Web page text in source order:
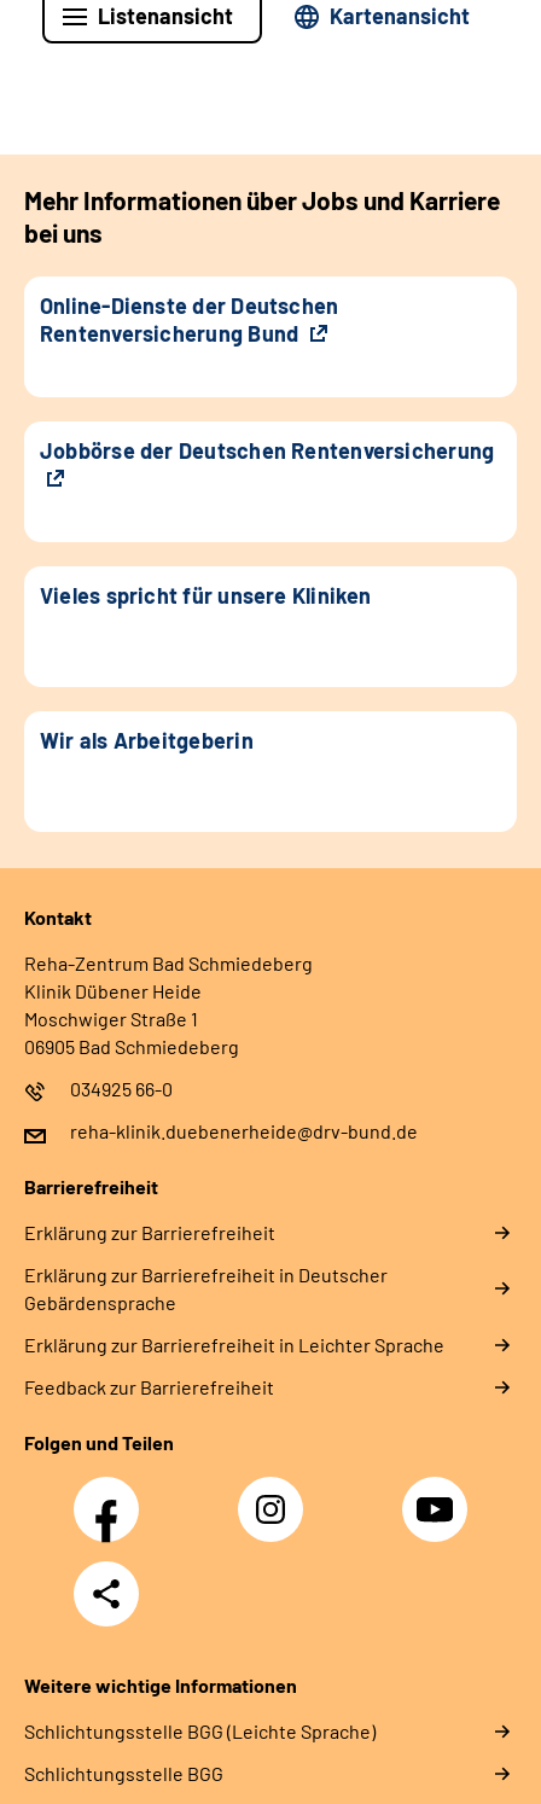
Listenansicht Kartenansicht
Mehr Informationen über Jobs und Karriere
bei uns
Online-Dienste der Deutschen
Rentenversicherung Bund
Jobbörse der Deutschen Rentenversicherung
Vieles spricht für unsere Kliniken
Wir als Arbeitgeberin
Kontakt
Reha-Zentrum Bad Schmiedeberg
Klinik Dübener Heide
Moschwiger Straße 1
06905 Bad Schmiedeberg
034925 66-0
reha-klinik.duebenerheide@drv-bund.de
Barrierefreiheit
Erklärung zur Barrierefreiheit
Erklärung zur Barrierefreiheit in Deutscher
Gebärdensprache
Erklärung zur Barrierefreiheit in Leichter Sprache
Feedback zur Barrierefreiheit
Folgen und Teilen
Facebook Instagram YouTube
Teilen
Weitere wichtige Informationen
Schlich­tungs­stel­le BGG (Leichte Sprache)
Schlich­tungs­stel­le BGG